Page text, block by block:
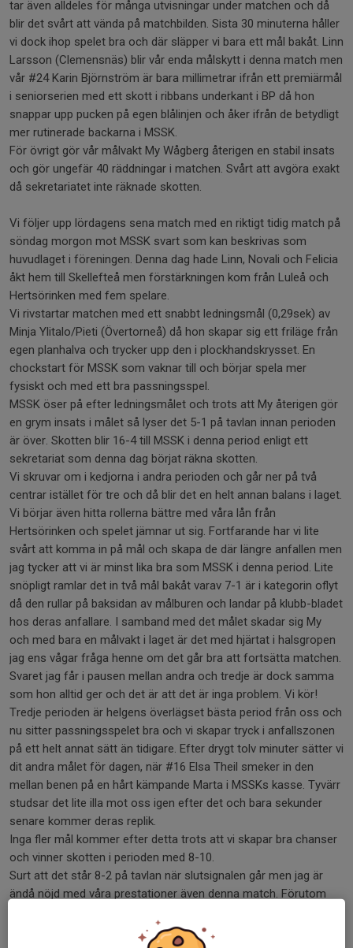
tar även alldeles för många utvisningar under matchen och då
blir det svårt att vända på matchbilden. Sista 30 minuterna håller
vi dock ihop spelet bra och där släpper vi bara ett mål bakåt. Linn
Larsson (Clemensnäs) blir vår enda målskytt i denna match men
vår #24 Karin Björnström är bara millimetrar ifrån ett premiärmål
i seniorserien med ett skott i ribbans underkant i BP då hon
snappar upp pucken på egen blålinjen och åker ifrån de betydligt
mer rutinerade backarna i MSSK.
För övrigt gör vår målvakt My Wågberg återigen en stabil insats
och gör ungefär 40 räddningar i matchen. Svårt att avgöra exakt
då sekretariatet inte räknade skotten.
Vi följer upp lördagens sena match med en riktigt tidig match på
söndag morgon mot MSSK svart som kan beskrivas som
huvudlaget i föreningen. Denna dag hade Linn, Novali och Felicia
åkt hem till Skellefteå men förstärkningen kom från Luleå och
Hertsörinken med fem spelare.
Vi rivstartar matchen med ett snabbt ledningsmål (0,29sek) av
Minja Ylitalo/Pieti (Övertorneå) då hon skapar sig ett friläge från
egen planhalva och trycker upp den i plockhandskrysset. En
chockstart för MSSK som vaknar till och börjar spela mer
fysiskt och med ett bra passningsspel.
MSSK öser på efter ledningsmålet och trots att My återigen gör
en grym insats i målet så lyser det 5-1 på tavlan innan perioden
är över. Skotten blir 16-4 till MSSK i denna period enligt ett
sekretariat som denna dag börjat räkna skotten.
Vi skruvar om i kedjorna i andra perioden och går ner på två
centrar istället för tre och då blir det en helt annan balans i laget.
Vi börjar även hitta rollerna bättre med våra lån från
Hertsörinken och spelet jämnar ut sig. Fortfarande har vi lite
svårt att komma in på mål och skapa de där längre anfallen men
jag tycker att vi är minst lika bra som MSSK i denna period. Lite
snöpligt ramlar det in två mål bakåt varav 7-1 är i kategorin oflyt
då den rullar på baksidan av målburen och landar på klubb-bladet
hos deras anfallare. I samband med det målet skadar sig My
och med bara en målvakt i laget är det med hjärtat i halsgropen
jag ens vågar fråga henne om det går bra att fortsätta matchen.
Svaret jag får i pausen mellan andra och tredje är dock samma
som hon alltid ger och det är att det är inga problem. Vi kör!
Tredje perioden är helgens överlägset bästa period från oss och
nu sitter passningsspelet bra och vi skapar tryck i anfallszonen
på ett helt annat sätt än tidigare. Efter drygt tolv minuter sätter vi
dit andra målet för dagen, när #16 Elsa Theil smeker in den
mellan benen på en hårt kämpande Marta i MSSKs kasse. Tyvärr
studsar det lite illa mot oss igen efter det och bara sekunder
senare kommer deras replik.
Inga fler mål kommer efter detta trots att vi skapar bra chanser
och vinner skotten i perioden med 8-10.
Surt att det står 8-2 på tavlan när slutsignalen går men jag är
ändå nöjd med våra prestationer även denna match. Förutom
verkligen visar att de vill köra in i kaklet även när vi ligger under.